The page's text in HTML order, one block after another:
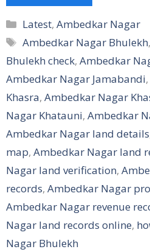
Categories
Latest,Ambedkar Nagar
Tags
Ambedkar Nagar Bhulekh
Bhulekh check, Ambedkar
Ambedkar Nagar Jamabandi,
Khasra, Ambedkar Nagar
Nagar Khatauni, Ambedkar
Ambedkar Nagar land details
map, Ambedkar Nagar land
Nagar land verification,
records, Ambedkar Nagar
Ambedkar Nagar revenue
Nagar land records online,
Nagar Bhulekh